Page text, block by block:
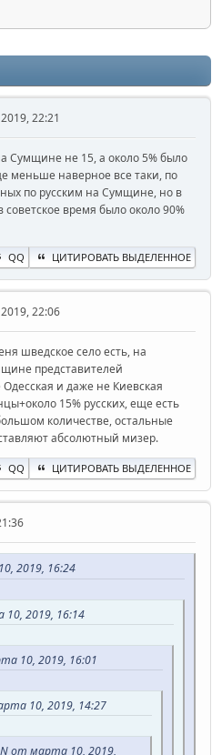
22:21
Сумщине не 15, а около 5% было
меньше наверное все таки, по
по русским на Сумщине, но в
время было около 90%
QQ ЦИТИРОВАТЬ ВЫДЕЛЕННОЕ
22:06
шведское село есть, на
представителей
и даже не Киевская
15% русских, еще есть
количестве, остальные
абсолютный мизер.
QQ ЦИТИРОВАТЬ ВЫДЕЛЕННОЕ
2019, 16:24
2019, 16:14
10, 2019, 16:01
10, 2019, 14:27
от марта 10, 2019,